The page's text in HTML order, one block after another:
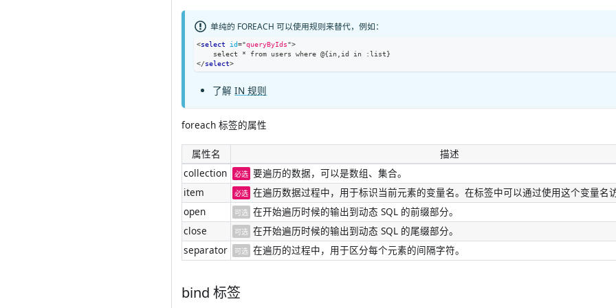
单纯的 FOREACH 可以使用规则来替代，例如：
<select id="queryByIds">
    select * from users where @{in,id in :list}
</select>
了解IN 规则
foreach 标签的属性
属性名
描述
collection
必选要遍历的数据，可以是数组、集合。
item
必选在遍历数据过程中，用于标识当前元素的变量名。在标签中可以通过使用这个变量名
open
可选 在开始遍历时候的输出到动态 SQL 的前缀部分。
close
可选 在开始遍历时候的输出到动态 SQL 的尾缀部分。
separator
可选 在遍历的过程中，用于区分每个元素的间隔字符。
bind 标签